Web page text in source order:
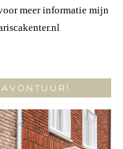
meer informatie mijn